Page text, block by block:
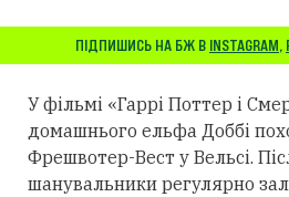
ПІДПИШИСЬ НА БЖ В INSTAGRAM,
У фільмі «Гаррі Поттер і
домашнього ельфа Доббі
Фрешвотер-Вест у Вельсі.
шанувальники регулярно